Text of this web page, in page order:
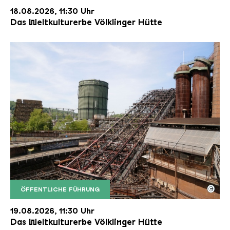
18.08.2026, 11:30 Uhr
Das Weltkulturerbe Völklinger Hütte
ÖFFENTLICHE FÜHRUNG
Der Erzschrägaufzug der Völklinger Hütte mit
Copyright: Weltkulturerbe Völklinger Hütte | Karl
©
19.08.2026, 11:30 Uhr
Das Weltkulturerbe Völklinger Hütte